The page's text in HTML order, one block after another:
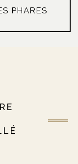
PHARES